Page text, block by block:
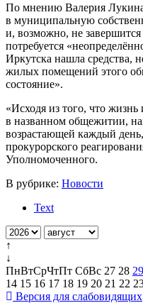
По мнению Валерия
в муниципальную
и, возможно, не
потребуется
Иркутска нашла средства,
жилых помещений этого
состояние».
«Исходя из того, что
в названном общежитии,
возрастающей каждый
прокурорского
Уполномоченного.
В рубрике: Новости
Text
↑
↓
ПнВтСрЧтПт СбВс 27 28 29
14 15 16 17 18 19 20 21 22
Версия для слабовидящих